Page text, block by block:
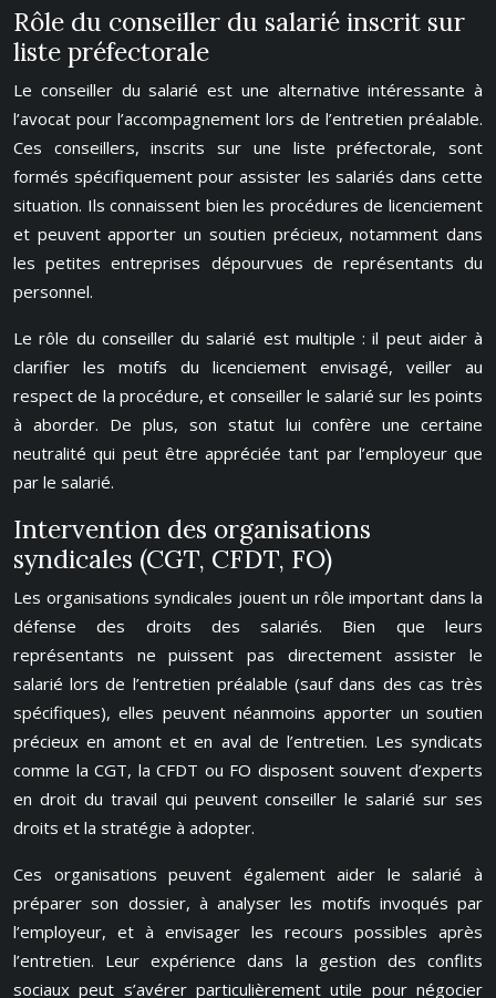
Rôle du conseiller du salarié inscrit sur
liste préfectorale
Le conseiller du salarié est une alternative intéressante à
l’avocat pour l’accompagnement lors de l’entretien préalable.
Ces conseillers, inscrits sur une liste préfectorale, sont
formés spécifiquement pour assister les salariés dans cette
situation. Ils connaissent bien les procédures de licenciement
et peuvent apporter un soutien précieux, notamment dans
les petites entreprises dépourvues de représentants du
personnel.
Le rôle du conseiller du salarié est multiple : il peut aider à
clarifier les motifs du licenciement envisagé, veiller au
respect de la procédure, et conseiller le salarié sur les points
à aborder. De plus, son statut lui confère une certaine
neutralité qui peut être appréciée tant par l’employeur que
par le salarié.
Intervention des organisations
syndicales (CGT, CFDT, FO)
Les organisations syndicales jouent un rôle important dans la
défense des droits des salariés. Bien que leurs
représentants ne puissent pas directement assister le
salarié lors de l’entretien préalable (sauf dans des cas très
spécifiques), elles peuvent néanmoins apporter un soutien
précieux en amont et en aval de l’entretien. Les syndicats
comme la CGT, la CFDT ou FO disposent souvent d’experts
en droit du travail qui peuvent conseiller le salarié sur ses
droits et la stratégie à adopter.
Ces organisations peuvent également aider le salarié à
préparer son dossier, à analyser les motifs invoqués par
l’employeur, et à envisager les recours possibles après
l’entretien. Leur expérience dans la gestion des conflits
sociaux peut s’avérer particulièrement utile pour négocier